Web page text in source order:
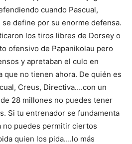
cuando Pascual,
se define por su enorme defensa.
los tiros libres de Dorsey o
ofensivo de Papanikolau pero
y apretaban el culo en
que no tienen ahora. De quién es
Creus, Directiva….con un
28 millones no puedes tener
Si tu entrenador se fundamenta
no puedes permitir ciertos
quien los pida….lo más